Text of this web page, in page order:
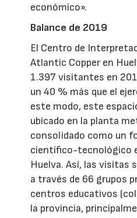
económico».
Balance de 2019
El Centro de
Atlantic Copper en
1.397 visitantes en
un 40 % más que el
este modo, este
ubicado en la planta
consolidado como un
científico-tecnológico
Huelva. Así, las visitas
a través de 66 grupos
centros educativos
la provincia,